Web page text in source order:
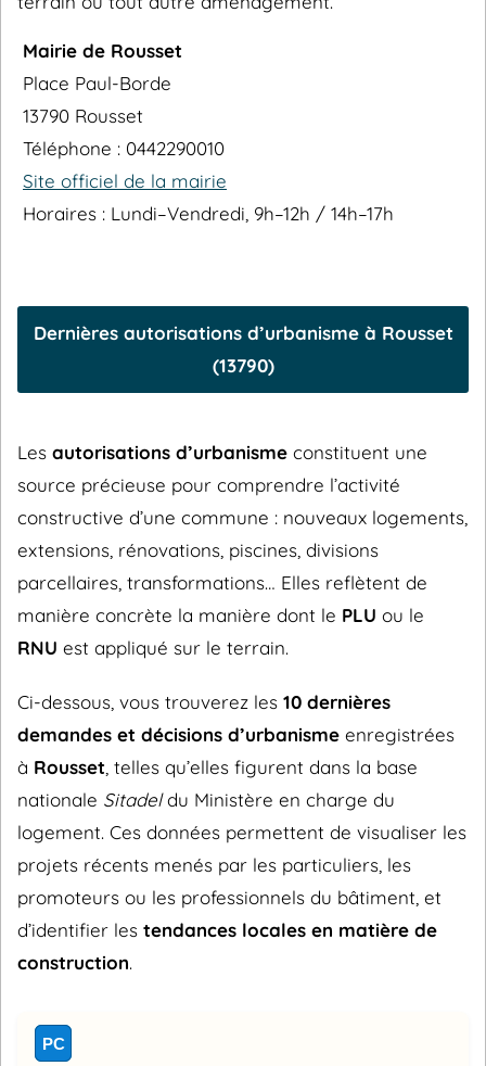
Mairie de Rousset
Place Paul-Borde
13790 Rousset
Téléphone : 0442290010
Site officiel de la mairie
Horaires : Lundi–Vendredi, 9h–12h / 14h–17h
Dernières autorisations d’urbanisme à Rousset
(13790)
Les autorisations d’urbanisme constituent une
source précieuse pour comprendre l’activité
constructive d’une commune : nouveaux logements,
extensions, rénovations, piscines, divisions
parcellaires, transformations… Elles reflètent de
manière concrète la manière dont le PLU ou le
RNU est appliqué sur le terrain.
Ci-dessous, vous trouverez les 10 dernières
demandes et décisions d’urbanisme enregistrées
à Rousset , telles qu’elles figurent dans la base
nationale Sitadeldu Ministère en charge du
logement. Ces données permettent de visualiser les
projets récents menés par les particuliers, les
promoteurs ou les professionnels du bâtiment, et
d’identifier les tendances locales en matière de
construction.
PC